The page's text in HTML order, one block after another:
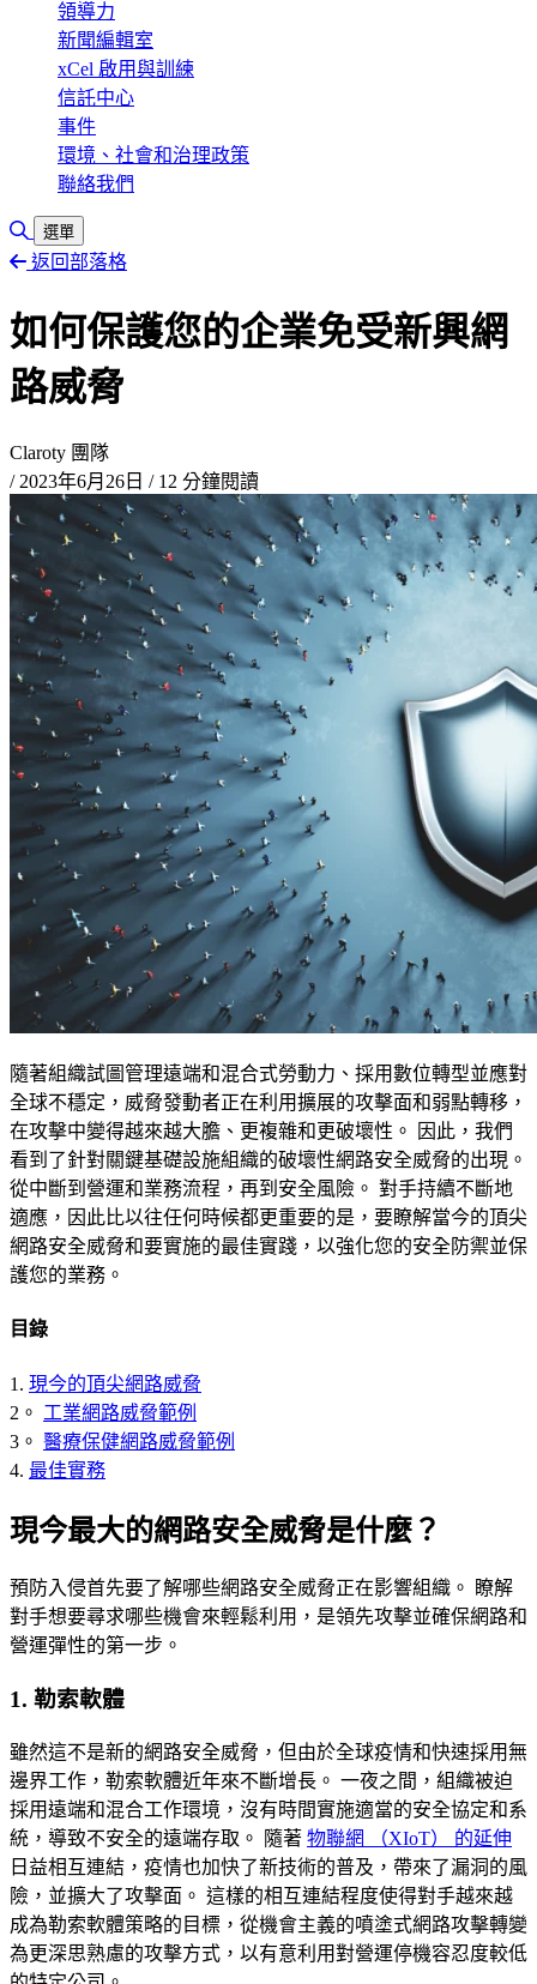
領導力
新聞編輯室
xCel 啟用與訓練
信託中心
事件
環境、社會和治理政策
聯絡我們
切換搜尋
選單
返回部落格
如何保護您的企業免受新興網
路威脅
Claroty 團隊
/ 2023年6月26日 /12 分鐘閱讀
隨著組織試圖管理遠端和混合式勞動力、採用數位轉型並應對
全球不穩定，威脅發動者正在利用擴展的攻擊面和弱點轉移，
在攻擊中變得越來越大膽、更複雜和更破壞性。 因此，我們
看到了針對關鍵基礎設施組織的破壞性網路安全威脅的出現。
從中斷到營運和業務流程，再到安全風險。 對手持續不斷地
適應，因此比以往任何時候都更重要的是，要瞭解當今的頂尖
網路安全威脅和要實施的最佳實踐，以強化您的安全防禦並保
護您的業務。
目錄
1. 現今的頂尖網路威脅
2。 工業網路威脅範例
3。 醫療保健網路威脅範例
4. 最佳實務
現今最大的網路安全威脅是什麼？
預防入侵首先要了解哪些網路安全威脅正在影響組織。 瞭解
對手想要尋求哪些機會來輕鬆利用，是領先攻擊並確保網路和
營運彈性的第一步。
1. 勒索軟體
雖然這不是新的網路安全威脅，但由於全球疫情和快速採用無
邊界工作，勒索軟體近年來不斷增長。 一夜之間，組織被迫
採用遠端和混合工作環境，沒有時間實施適當的安全協定和系
統，導致不安全的遠端存取。 隨著 物聯網 （XIoT） 的延伸
日益相互連結，疫情也加快了新技術的普及，帶來了漏洞的風
險，並擴大了攻擊面。 這樣的相互連結程度使得對手越來越
成為勒索軟體策略的目標，從機會主義的噴塗式網路攻擊轉變
為更深思熟慮的攻擊方式，以有意利用對營運停機容忍度較低